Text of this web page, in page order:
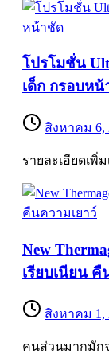
โปรโมชั่น
เด็ก กรอบห
สิงหาคม 6,
รายละเอียดเพิ่ม
New
เรียบเนียน
สิงหาคม 1,
คนส่วนมากมัก